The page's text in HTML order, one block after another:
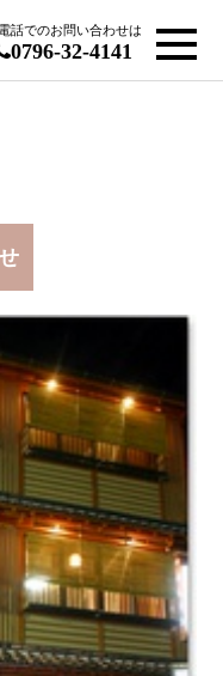
話でのお問い合わせは
0796-32-4141